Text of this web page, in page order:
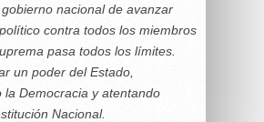
nacional de avanzar
contra todos los miembros
pasa todos los límites.
un poder del Estado,
la Democracia y atentando
Nacional.